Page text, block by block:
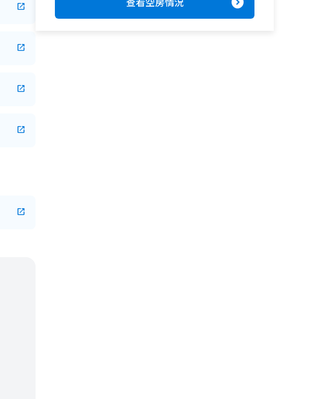
open_in_new
open_in_new
open_in_new
open_in_new
open_in_new